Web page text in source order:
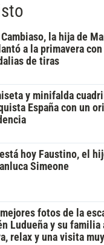
la hija de
a la primavera
de tiras
y minifalda
España con un
hoy Faustino, el
Simeone
mejores fotos de la
Ludueña y su familia
relax y una visita